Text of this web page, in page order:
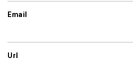
Email
Url